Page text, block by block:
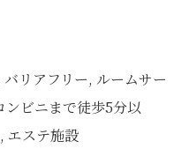
アフリー, ルームサー
ビニまで徒歩5分以
エステ施設